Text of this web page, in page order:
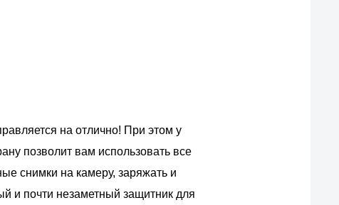
на отлично! При этом у
позволит вам использовать все
снимки на камеру, заряжать и
и почти незаметный защитник для